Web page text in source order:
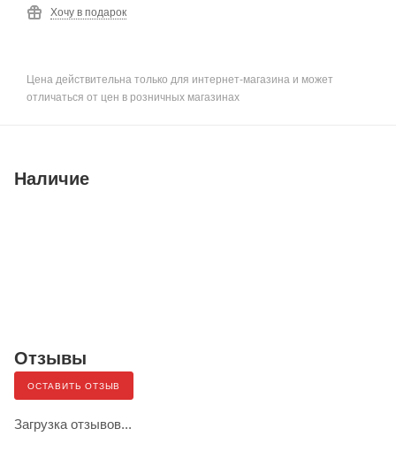
Хочу в подарок
Цена действительна только для интернет-магазина и может
отличаться от цен в розничных магазинах
Наличие
Отзывы
ОСТАВИТЬ ОТЗЫВ
Загрузка отзывов...